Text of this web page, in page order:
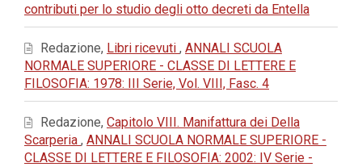
contributi per lo studio degli otto decreti da Entella
Redazione, Libri ricevuti , ANNALI SCUOLA
NORMALE SUPERIORE - CLASSE DI LETTERE E
FILOSOFIA: 1978: III Serie, Vol. VIII, Fasc. 4
Redazione, Capitolo VIII. Manifattura dei Della
Scarperia , ANNALI SCUOLA NORMALE SUPERIORE -
CLASSE DI LETTERE E FILOSOFIA: 2002: IV Serie -